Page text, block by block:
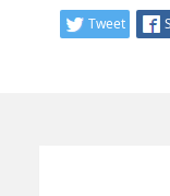
Tweet